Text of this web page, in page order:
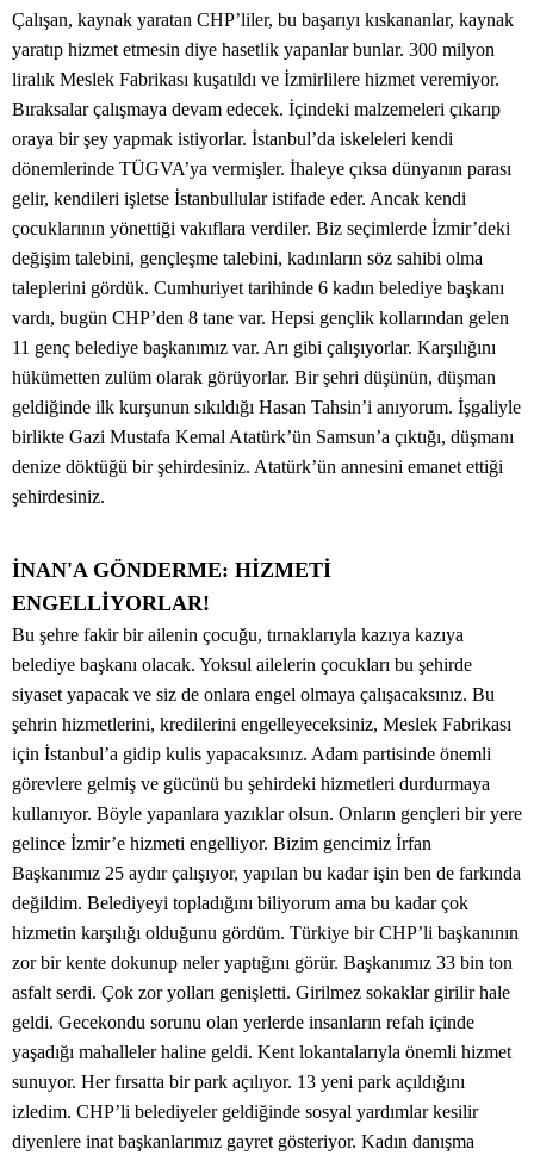
Çalışan, kaynak yaratan CHP’liler, bu başarıyı kıskananlar, kaynak
yaratıp hizmet etmesin diye hasetlik yapanlar bunlar. 300 milyon
liralık Meslek Fabrikası kuşatıldı ve İzmirlilere hizmet veremiyor.
Bıraksalar çalışmaya devam edecek. İçindeki malzemeleri çıkarıp
oraya bir şey yapmak istiyorlar. İstanbul’da iskeleleri kendi
dönemlerinde TÜGVA’ya vermişler. İhaleye çıksa dünyanın parası
gelir, kendileri işletse İstanbullular istifade eder. Ancak kendi
çocuklarının yönettiği vakıflara verdiler. Biz seçimlerde İzmir’deki
değişim talebini, gençleşme talebini, kadınların söz sahibi olma
taleplerini gördük. Cumhuriyet tarihinde 6 kadın belediye başkanı
vardı, bugün CHP’den 8 tane var. Hepsi gençlik kollarından gelen
11 genç belediye başkanımız var. Arı gibi çalışıyorlar. Karşılığını
hükümetten zulüm olarak görüyorlar. Bir şehri düşünün, düşman
geldiğinde ilk kurşunun sıkıldığı Hasan Tahsin’i anıyorum. İşgaliyle
birlikte Gazi Mustafa Kemal Atatürk’ün Samsun’a çıktığı, düşmanı
denize döktüğü bir şehirdesiniz. Atatürk’ün annesini emanet ettiği
şehirdesiniz.
İNAN'A GÖNDERME: HİZMETİ
ENGELLİYORLAR!
Bu şehre fakir bir ailenin çocuğu, tırnaklarıyla kazıya kazıya
belediye başkanı olacak. Yoksul ailelerin çocukları bu şehirde
siyaset yapacak ve siz de onlara engel olmaya çalışacaksınız. Bu
şehrin hizmetlerini, kredilerini engelleyeceksiniz, Meslek Fabrikası
için İstanbul’a gidip kulis yapacaksınız. Adam partisinde önemli
görevlere gelmiş ve gücünü bu şehirdeki hizmetleri durdurmaya
kullanıyor. Böyle yapanlara yazıklar olsun. Onların gençleri bir yere
gelince İzmir’e hizmeti engelliyor. Bizim gencimiz İrfan
Başkanımız 25 aydır çalışıyor, yapılan bu kadar işin ben de farkında
değildim. Belediyeyi topladığını biliyorum ama bu kadar çok
hizmetin karşılığı olduğunu gördüm. Türkiye bir CHP’li başkanının
zor bir kente dokunup neler yaptığını görür. Başkanımız 33 bin ton
asfalt serdi. Çok zor yolları genişletti. Girilmez sokaklar girilir hale
geldi. Gecekondu sorunu olan yerlerde insanların refah içinde
yaşadığı mahalleler haline geldi. Kent lokantalarıyla önemli hizmet
sunuyor. Her fırsatta bir park açılıyor. 13 yeni park açıldığını
izledim. CHP’li belediyeler geldiğinde sosyal yardımlar kesilir
diyenlere inat başkanlarımız gayret gösteriyor. Kadın danışma